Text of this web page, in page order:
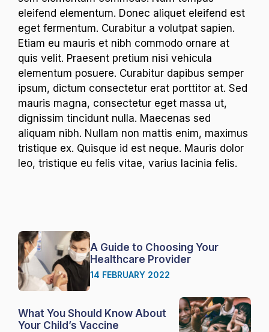
eleifend elementum. Donec aliquet eleifend est
eget fermentum. Curabitur a volutpat sapien.
Etiam eu mauris et nibh commodo ornare at
quis velit. Praesent pretium nisi vehicula
elementum posuere. Curabitur dapibus semper
ipsum, dictum consectetur erat porttitor at. Sed
mauris magna, consectetur eget massa ut,
dignissim tincidunt nulla. Maecenas sed
aliquam nibh. Nullam non mattis enim, maximus
tristique ex. Quisque id est neque. Mauris dolor
leo, tristique eu felis vitae, varius lacinia felis.
A Guide to Choosing Your
Healthcare Provider
14 FEBRUARY 2022
What You Should Know About
Your Child’s Vaccine